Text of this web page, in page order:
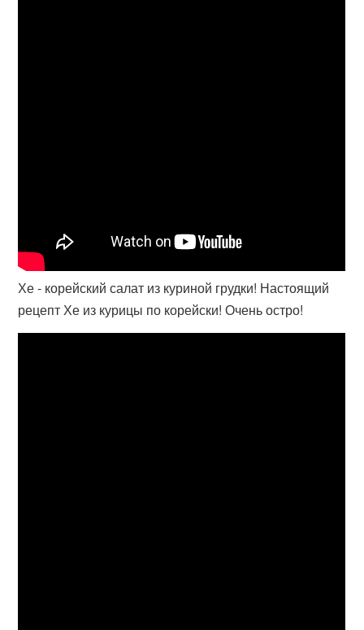
Хе - корейский салат из куриной грудки! Настоящий
рецепт Хе из курицы по корейски! Очень остро!